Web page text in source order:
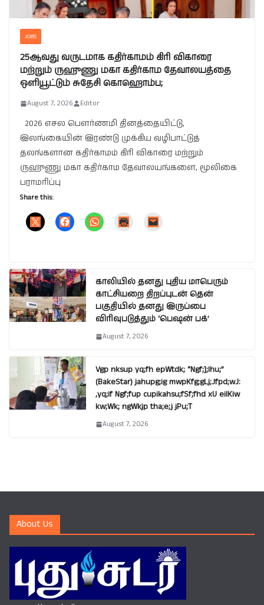
JOBS
25ஆவது வருடமாக கதிர்காமம் கிரி விகாரை
மற்றும் ருஹுணு மகா கதிர்காம தேவாலயத்தை
ஒளியூட்டும் சுதேசி கொஹொம்ப;
August 7, 2026 Editor
2026 எசல பௌர்ணமி தினத்தையிட்டு,
இலங்கையின் இரண்டு முக்கிய வழிபாட்டுத்
தலங்களான கதிர்காமம் கிரி விகாரை மற்றும்
ருஹுணு மகா கதிர்காம தேவாலயங்களை, மூலிகை
பராமரிப்பு
Share this:
காலியில் தனது புதிய மாபெரும்
காட்சியறை திறப்புடன் தென்
பகுதியில் தனது இருப்பை
விரிவுபடுத்தும் ‘பெஷன் பக்’
August 7, 2026
Vgp nksup yq;fh epWtdk; “Ngf;];lhu;”
(BakeStar) jahupg;ig mwpKfg;gLj;Jfpd;wJ:
,yq;if Ngf;fup cupikahsu;fSf;fhd xU eilKiw
kw;Wk; ngWkjp tha;e;j jPu;T
August 7, 2026
About Us